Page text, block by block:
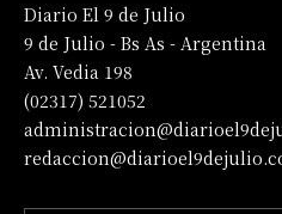
Diario El 9 de Julio
9 de Julio - Bs As - Argentina
Av. Vedia 198
(02317) 521052